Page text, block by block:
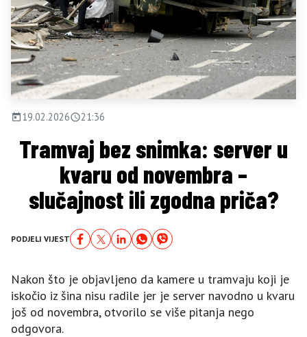
19.02.2026 21:36
Tramvaj bez snimka: server u
kvaru od novembra –
slučajnost ili zgodna priča?
PODJELI VIJEST
Nakon što je objavljeno da kamere u tramvaju koji je
iskočio iz šina nisu radile jer je server navodno u kvaru
još od novembra, otvorilo se više pitanja nego
odgovora.